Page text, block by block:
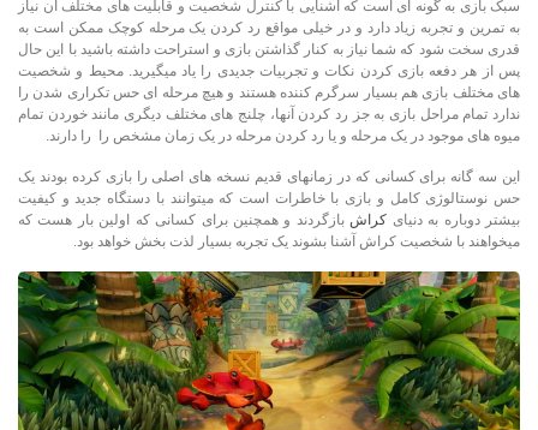
سبک بازی به گونه ای است که آشنایی با کنترل شخصیت و قابلیت های مختلف آن نیاز
به تمرین و تجربه زیاد دارد و در خیلی مواقع رد کردن یک مرحله کوچک ممکن است به
قدری سخت شود که شما نیاز به کنار گذاشتن بازی و استراحت داشته باشید با این حال
پس از هر دفعه بازی کردن نکات و تجربیات جدیدی را یاد میگیرید. محیط و شخصیت
های مختلف بازی هم بسیار سرگرم کننده هستند و هیچ مرحله ای حس تکراری شدن را
ندارد تمام مراحل بازی به جز رد کردن آنها، چلنج های مختلف دیگری مانند خوردن تمام
میوه های موجود در یک مرحله و یا رد کردن مرحله در یک زمان مشخص را را دارند.
این سه گانه برای کسانی که در زمانهای قدیم نسخه های اصلی را بازی کرده بودند یک
حس نوستالوژی کامل و بازی با خاطرات است که میتوانند با دستگاه جدید و کیفیت
بیشتر دوباره به دنیای کراشبازگردند و همچنین برای کسانی که اولین بار هست که
میخواهند با شخصیت کراش آشنا بشوند یک تجربه بسیار لذت بخش خواهد بود.